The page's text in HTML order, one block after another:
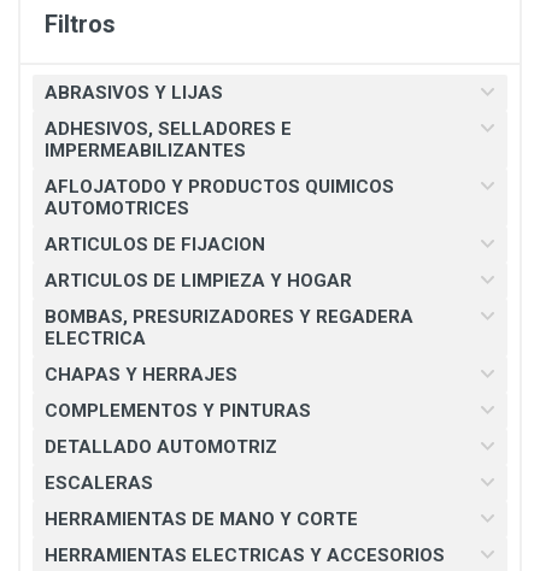
Filtros
ABRASIVOS Y LIJAS
ADHESIVOS, SELLADORES E
IMPERMEABILIZANTES
AFLOJATODO Y PRODUCTOS QUIMICOS
AUTOMOTRICES
ARTICULOS DE FIJACION
ARTICULOS DE LIMPIEZA Y HOGAR
BOMBAS, PRESURIZADORES Y REGADERA
ELECTRICA
CHAPAS Y HERRAJES
COMPLEMENTOS Y PINTURAS
DETALLADO AUTOMOTRIZ
ESCALERAS
HERRAMIENTAS DE MANO Y CORTE
HERRAMIENTAS ELECTRICAS Y ACCESORIOS